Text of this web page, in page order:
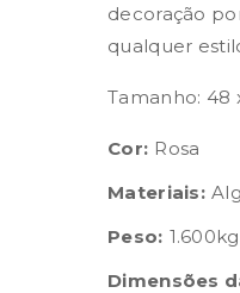
decoração
qualquer
Tamanho: 48
Cor: Rosa
Materiais:
Peso: 1.600kg
Dimensões